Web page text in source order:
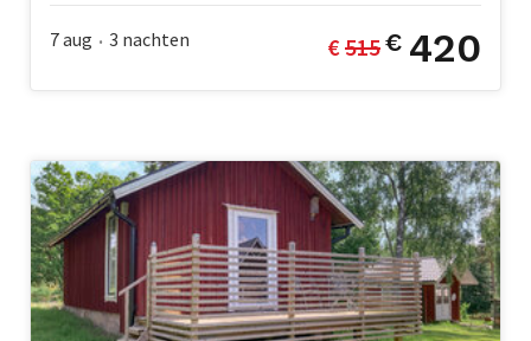
7 aug • 3 nachten € 515€ 420